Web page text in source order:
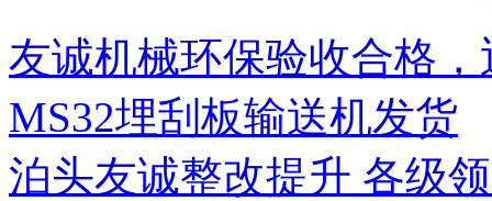
友诚机械环保验收合格，
MS32埋刮板输送机发货
泊头友诚整改提升 各级